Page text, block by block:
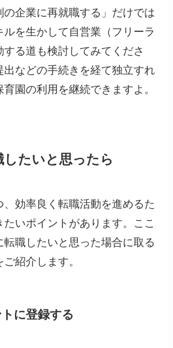
の企業に再就職する」だけでは
を生かして自営業（フリーラ
する道も検討してみてくださ
出などの手続きを経て独立すれ
園の利用を継続できますよ。
たいと思ったら
効率良く転職活動を進めるた
いポイントがあります。ここ
転職したいと思った場合に取る
紹介します。
に登録する